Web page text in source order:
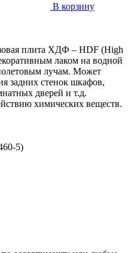
В корзину
плита ХДФ – HDF (High
лаком на водной
лучам. Может
задних стенок шкафов,
дверей и т.д.
химических веществ.
5)